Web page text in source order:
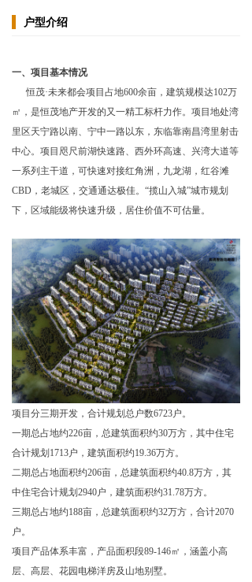
户型介绍
一、项目基本情况
恒茂·未来都会项目占地600余亩，建筑规模达102万
㎡，是恒茂地产开发的又一精工标杆力作。项目地处湾
里区天宁路以南、宁中一路以东，东临靠南昌湾里射击
中心。项目咫尺前湖快速路、西外环高速、兴湾大道等
一系列主干道，可快速对接红角洲，九龙湖，红谷滩
CBD，老城区，交通通达极佳。“揽山入城”城市规划
下，区域能级将快速升级，居住价值不可估量。
项目分三期开发，合计规划总户数6723户。
一期总占地约226亩，总建筑面积约30万方，其中住宅
合计规划1713户，建筑面积约19.36万方。
二期总占地面积约206亩，总建筑面积约40.8万方，其
中住宅合计规划2940户，建筑面积约31.78万方。
三期总占地约188亩，总建筑面积约32万方，合计2070
户。
项目产品体系丰富，产品面积段89-146㎡，涵盖小高
层、高层、花园电梯洋房及山地别墅。